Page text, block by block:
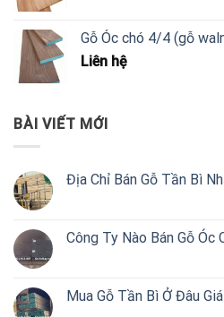
Gỗ Óc chó 4/4 (gỗ
Liên hệ
BÀI VIẾT MỚI
Địa Chỉ Bán Gỗ Tần Bì
Công Ty Nào Bán Gỗ Óc
Mua Gỗ Tần Bì Ở Đâu